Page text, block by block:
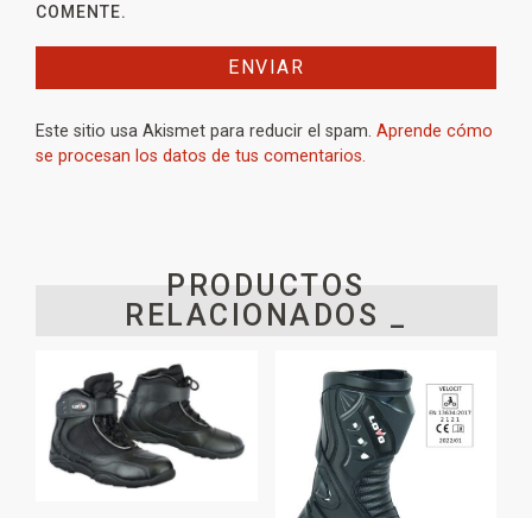
COMENTE.
Este sitio usa Akismet para reducir el spam. Aprende cómo
se procesan los datos de tus comentarios.
PRODUCTOS
RELACIONADOS _